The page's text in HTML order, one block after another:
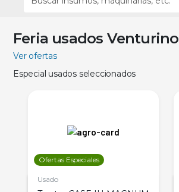
Feria usados Venturino
Ver ofertas
Especial usados seleccionados
Ofertas Especiales
Usado